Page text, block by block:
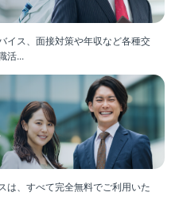
国範囲での配属有り）、
での配属）への採用試験
どの方が正社員として勤
工事部全体で100名ほど
本的に複数名で施工管理
をアウトソーシングする
集中しないよう配慮して
イス、面接対策や年収など各種交
活...
は、すべて完全無料でご利用いた